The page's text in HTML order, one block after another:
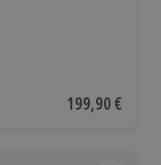
78 Bewertungen
Aktueller Preis
199,90 €